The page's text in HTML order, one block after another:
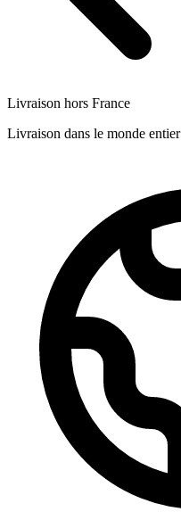
Livraison hors France
Livraison dans le monde entier